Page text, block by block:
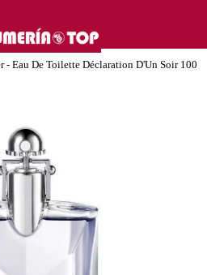
- Eau De Toilette Déclaration D'Un Soir 100